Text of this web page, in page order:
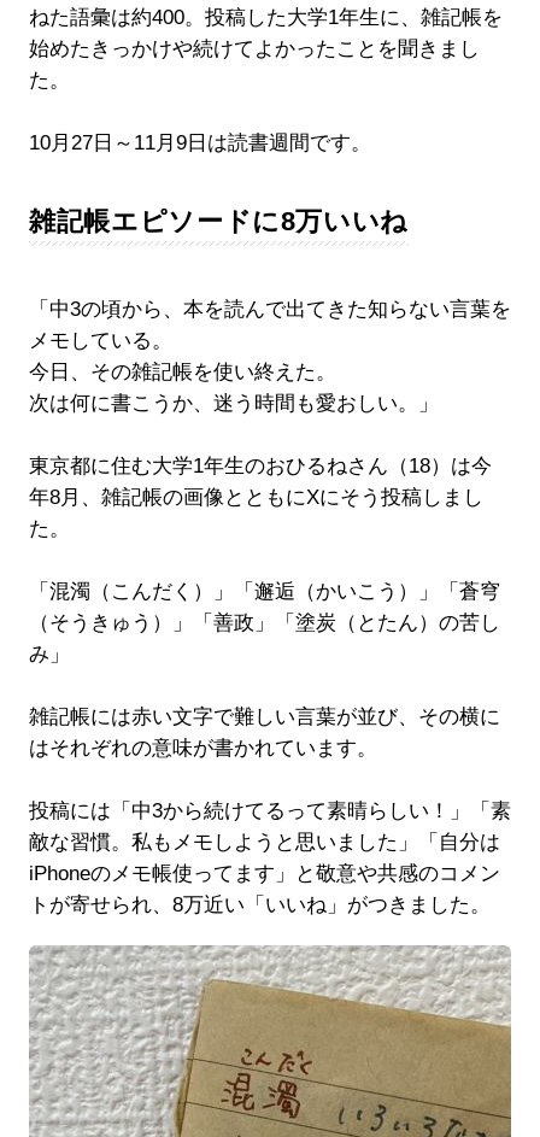
ねた語彙は約400。投稿した大学1年生に、雑記帳を
始めたきっかけや続けてよかったことを聞きまし
た。
10月27日～11月9日は読書週間です。
雑記帳エピソードに8万いいね
「中3の頃から、本を読んで出てきた知らない言葉を
メモしている。
今日、その雑記帳を使い終えた。
次は何に書こうか、迷う時間も愛おしい。」
東京都に住む大学1年生のおひるねさん（18）は今
年8月、雑記帳の画像とともにXにそう投稿しまし
た。
「混濁（こんだく）」「邂逅（かいこう）」「蒼穹
（そうきゅう）」「善政」「塗炭（とたん）の苦し
み」
雑記帳には赤い文字で難しい言葉が並び、その横に
はそれぞれの意味が書かれています。
投稿には「中3から続けてるって素晴らしい！」「素
敵な習慣。私もメモしようと思いました」「自分は
iPhoneのメモ帳使ってます」と敬意や共感のコメン
トが寄せられ、8万近い「いいね」がつきました。